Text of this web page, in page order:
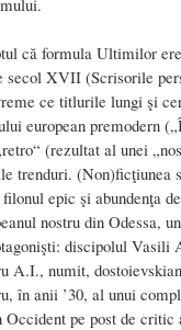
că formula Ultimilor
secol XVII (Scrisorile
ce titlurile lungi şi
european premodern
(rezultat al unei
trenduri.
epic şi abundenţa
nostru din Odessa,
discipolul
A.I., numit,
în anii ’30, al unui
pe post de